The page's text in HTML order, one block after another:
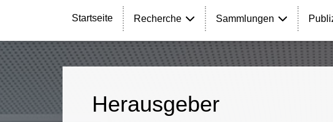
Startseite Recherche Sammlungen
Herausgeber